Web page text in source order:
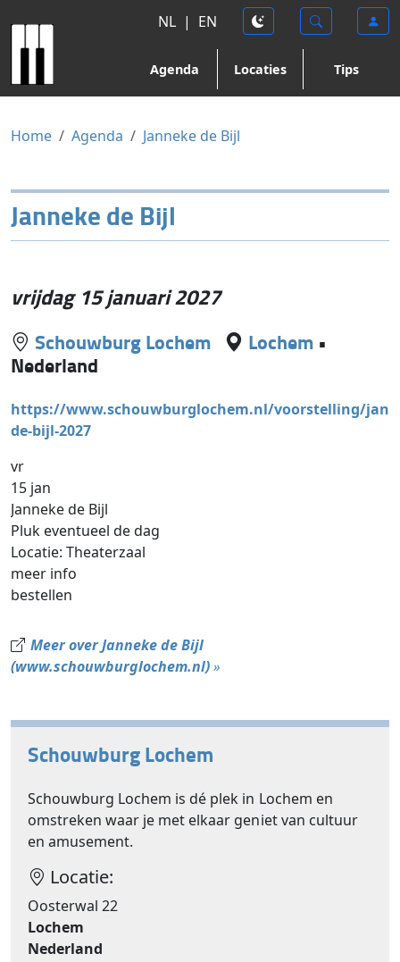
NL | EN
Agenda Locaties Tips
Home Agenda Janneke de Bijl
Janneke de Bijl
vrijdag 15 januari 2027
Schouwburg Lochem Lochem •
Nederland
https://www.schouwburglochem.nl/voorstelling/
de-bijl-2027
vr
15 jan
Janneke de Bijl
Pluk eventueel de dag
Locatie: Theaterzaal
meer info
bestellen
Meer over Janneke de Bijl
(www.schouwburglochem.nl)»
Schouwburg Lochem
Schouwburg Lochem is dé plek in Lochem en
omstreken waar je met elkaar geniet van cultuur
en amusement.
Locatie:
Oosterwal 22
Lochem
Nederland